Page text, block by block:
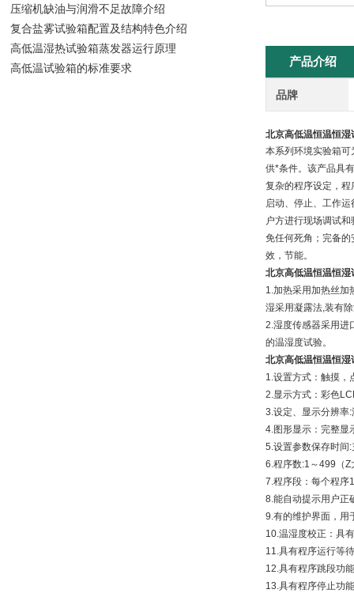
产品介绍
品牌
北京高低温恒温恒湿
本系列环境实验箱
供*条件。该产品具
复杂的程序设定，
启动、停止、工作
户方进行现场调试
免任何死角；完备
效，节能。
北京高低温恒温恒湿
1.加热采用加热丝加
湿采用凝露法,装有
2.湿度传感器采用进
的温湿度试验。
北京高低温恒温恒湿
1.设置方式：触摸，
2.显示方式：彩色
3.设定、显示分辨
4.图形显示：完整显
5.设置参数保存时间
6.程序数:1～499（
7.程序段：每个程序
8.能自动提示用户正
9.有的维护界面，用
10.温湿度校正：具
11.具有程序运行等
12.具有程序跳段功
13.具有程序停止功
压缩机缺油与润滑不足故障介绍
复合盐雾试验箱配置及结构特色介绍
高低温湿热试验箱蒸发器运行原理
高低温试验箱的标准要求